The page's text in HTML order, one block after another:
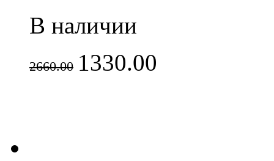
В наличии
2660.00 1330.00